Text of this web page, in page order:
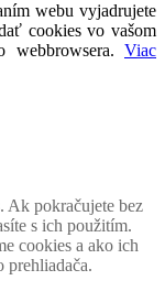
webu vyjadrujete
cookies vo vašom
webbrowsera. Viac
Ak pokračujete bez
s ich použitím.
cookies a ako ich
prehliadača.